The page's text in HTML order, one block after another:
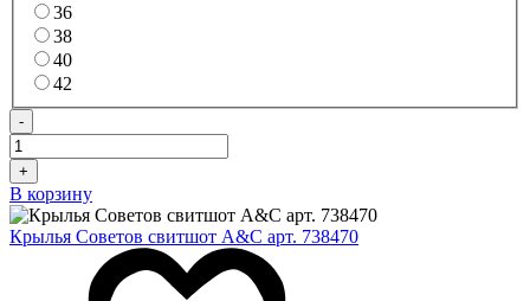
36
38
40
42
-
+
В корзину
Крылья Советов свитшот A&C арт. 738470